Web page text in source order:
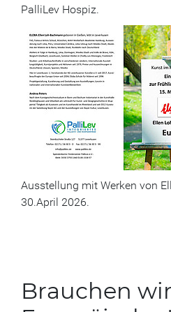
PalliLev Hospiz.
Ausstellung mit Werken von
30.April 2026.
Brauchen